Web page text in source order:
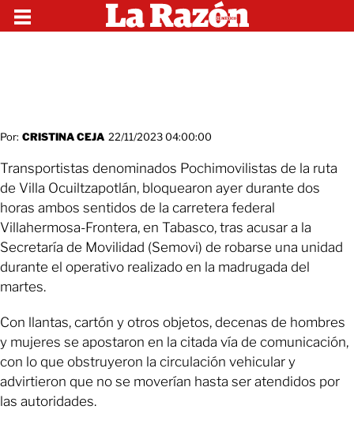
Por: CRISTINA CEJA 22/11/2023 04:00:00
Transportistas denominados Pochimovilistas de la ruta
de Villa Ocuiltzapotlán, bloquearon ayer durante dos
horas ambos sentidos de la carretera federal
Villahermosa-Frontera, en Tabasco, tras acusar a la
Secretaría de Movilidad (Semovi) de robarse una unidad
durante el operativo realizado en la madrugada del
martes.
Con llantas, cartón y otros objetos, decenas de hombres
y mujeres se apostaron en la citada vía de comunicación,
con lo que obstruyeron la circulación vehicular y
advirtieron que no se moverían hasta ser atendidos por
las autoridades.